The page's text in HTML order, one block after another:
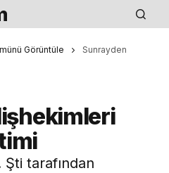
Görüntüle
Sunrayden
tarafından